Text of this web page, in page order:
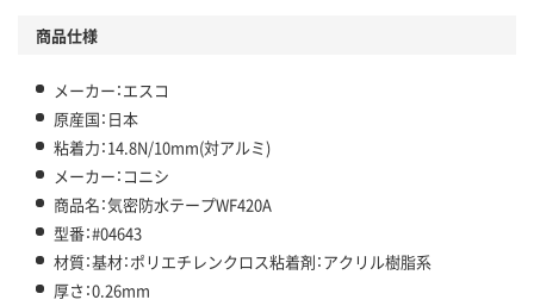
商品仕様
メーカー：エスコ
原産国：日本
粘着力：14.8N/10mm(対アルミ)
メーカー：コニシ
商品名：気密防水テープWF420A
型番：#04643
材質：基材：ポリエチレンクロス粘着剤：アクリル樹脂系
厚さ：0.26mm